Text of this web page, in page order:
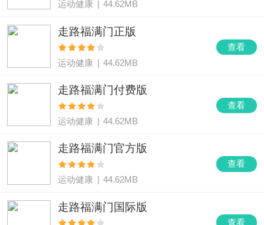
运动健康 | 44.62MB
查看
走路福满门正版
运动健康 | 44.62MB
查看
走路福满门付费版
运动健康 | 44.62MB
查看
走路福满门官方版
运动健康 | 44.62MB
查看
走路福满门国际版